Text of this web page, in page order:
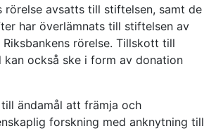
rörelse avsatts till stiftelsen, samt de
har överlämnats till stiftelsen av
rörelse. Tillskott till
kan också ske i form av donation
ändamål att främja och
forskning med anknytning till